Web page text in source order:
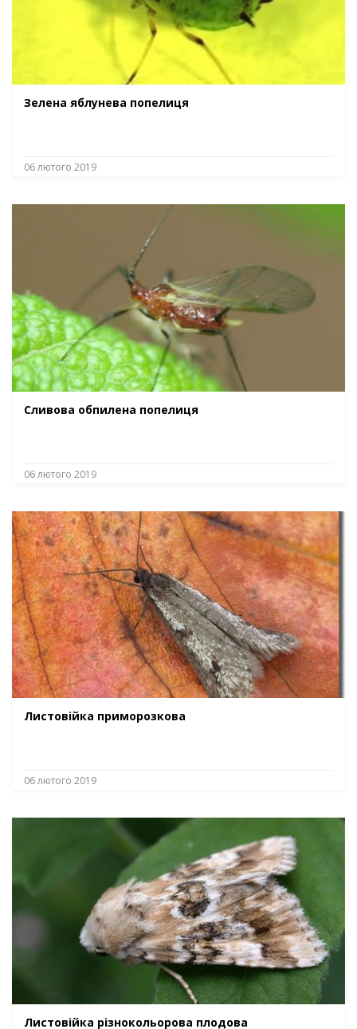
Зелена яблунева попелиця
06 лютого 2019
Сливова обпилена попелиця
06 лютого 2019
Листовійка приморозкова
06 лютого 2019
Листовійка різнокольорова плодова